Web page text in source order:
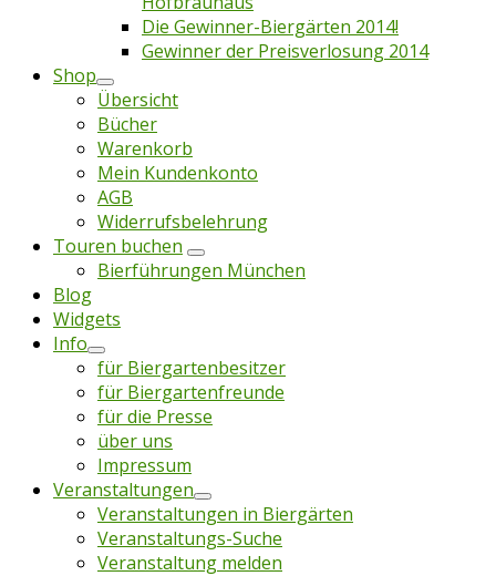
Die Gewinner-Biergärten 2014!
Gewinner der Preisverlosung 2014
Shop
Übersicht
Bücher
Warenkorb
Mein Kundenkonto
AGB
Widerrufsbelehrung
Touren buchen
Bierführungen München
Blog
Widgets
Info
für Biergartenbesitzer
für Biergartenfreunde
für die Presse
über uns
Impressum
Veranstaltungen
Veranstaltungen in Biergärten
Veranstaltungs-Suche
Veranstaltung melden